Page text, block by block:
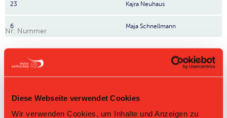
Diese Webseite verwendet Cookies
Wir verwenden Cookies, um Inhalte und Anzeigen zu
23 Kajra Neuhaus
6 Maja Schnellmann
Nr: Nummer
Tabelle Juniorinnen U17 A Gruppe 1 2025/26 per
10.08.2026
Rg. Team Sp TD PQ P